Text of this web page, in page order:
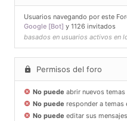
Usuarios navegando por este
Google [Bot] y 1126 invitados
basados en usuarios activos en
Permisos del foro
No puede abrir nuevos temas
No puede responder a temas
No puede editar sus